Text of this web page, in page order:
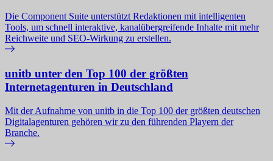
Die Component Suite unterstützt Redaktionen mit intelligenten
Tools, um schnell interaktive, kanalübergreifende Inhalte mit mehr
Reichweite und SEO-Wirkung zu erstellen.
unitb unter den Top 100 der größten
Internetagenturen in Deutschland
Mit der Aufnahme von unitb in die Top 100 der größten deutschen
Digitalagenturen gehören wir zu den führenden Playern der
Branche.